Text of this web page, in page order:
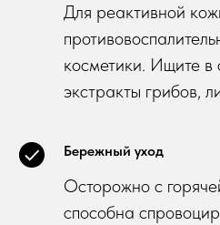
Для реактивной
косметики. Ищите в
экстракты грибов,
Бережный уход
Осторожно с
способна